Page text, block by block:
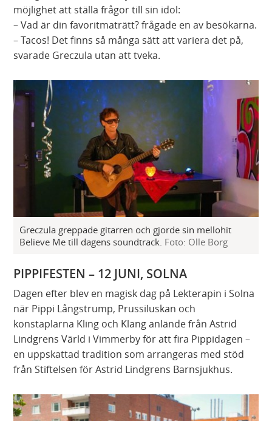
möjlighet att ställa frågor till sin idol:
– Vad är din favoritmaträtt? frågade en av besökarna.
– Tacos! Det finns så många sätt att variera det på,
svarade Greczula utan att tveka.
Greczula greppade gitarren och gjorde sin mellohit
Believe Me till dagens soundtrack. Foto: Olle Borg
PIPPIFESTEN – 12 JUNI, SOLNA
Dagen efter blev en magisk dag på Lekterapin i Solna
när Pippi Långstrump, Prussiluskan och
konstaplarna Kling och Klang anlände från Astrid
Lindgrens Värld i Vimmerby för att fira Pippidagen –
en uppskattad tradition som arrangeras med stöd
från Stiftelsen för Astrid Lindgrens Barnsjukhus.